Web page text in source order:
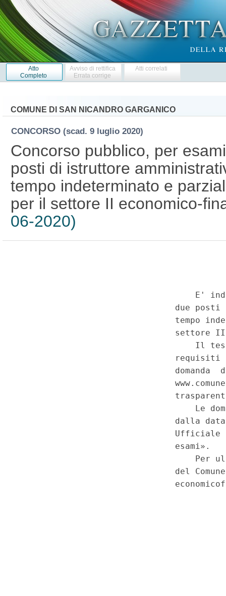
Atto
Completo
Avviso di rettifica
Errata corrige
Atti correlati
COMUNE DI SAN NICANDRO GARGANICO
CONCORSO (scad. 9 luglio 2020)
Concorso pubblico, per
posti di istruttore
tempo indeterminato e
per il settore II economico-
06-2020)